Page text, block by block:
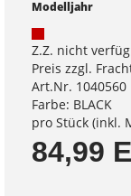
Modelljahr
Z.Z. nicht
Preis zzgl.
Art.Nr. 1040560
Farbe: BLACK
pro Stück (inkl.
84,99